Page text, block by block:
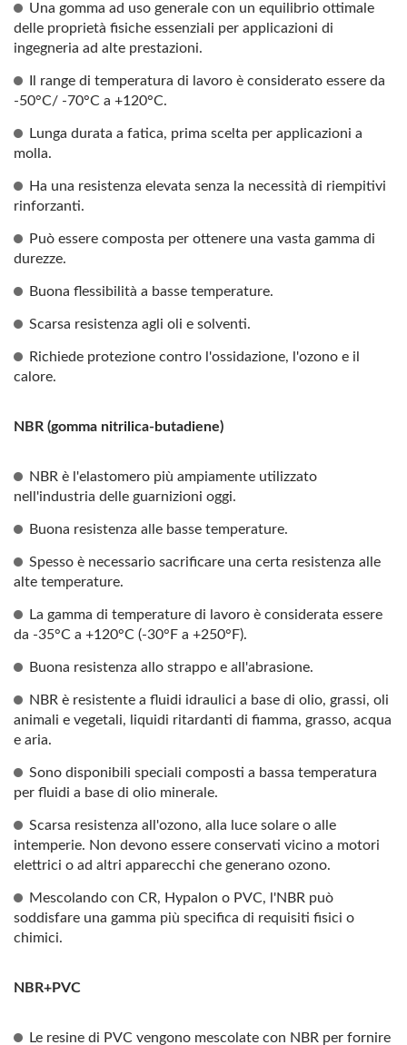
Una gomma ad uso generale con un equilibrio ottimale
delle proprietà fisiche essenziali per applicazioni di
ingegneria ad alte prestazioni.
Il range di temperatura di lavoro è considerato essere da
-50°C/ -70°C a +120°C.
Lunga durata a fatica, prima scelta per applicazioni a
molla.
Ha una resistenza elevata senza la necessità di riempitivi
rinforzanti.
Può essere composta per ottenere una vasta gamma di
durezze.
Buona flessibilità a basse temperature.
Scarsa resistenza agli oli e solventi.
Richiede protezione contro l'ossidazione, l'ozono e il
calore.
NBR (gomma nitrilica-butadiene)
NBR è l'elastomero più ampiamente utilizzato
nell'industria delle guarnizioni oggi.
Buona resistenza alle basse temperature.
Spesso è necessario sacrificare una certa resistenza alle
alte temperature.
La gamma di temperature di lavoro è considerata essere
da -35°C a +120°C (-30°F a +250°F).
Buona resistenza allo strappo e all'abrasione.
NBR è resistente a fluidi idraulici a base di olio, grassi, oli
animali e vegetali, liquidi ritardanti di fiamma, grasso, acqua
e aria.
Sono disponibili speciali composti a bassa temperatura
per fluidi a base di olio minerale.
Scarsa resistenza all'ozono, alla luce solare o alle
intemperie. Non devono essere conservati vicino a motori
elettrici o ad altri apparecchi che generano ozono.
Mescolando con CR, Hypalon o PVC, l'NBR può
soddisfare una gamma più specifica di requisiti fisici o
chimici.
NBR+PVC
Le resine di PVC vengono mescolate con NBR per fornire